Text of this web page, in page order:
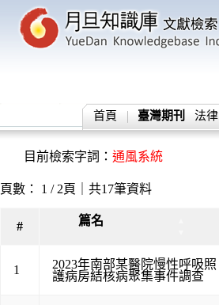
首頁 臺灣期刊 法律
目前檢索字詞： 通風系統
頁數： 1 / 2頁｜共17筆資料
# 篇名
1
2023年南部某醫院慢性呼吸照
護病房結核病聚集事件調查